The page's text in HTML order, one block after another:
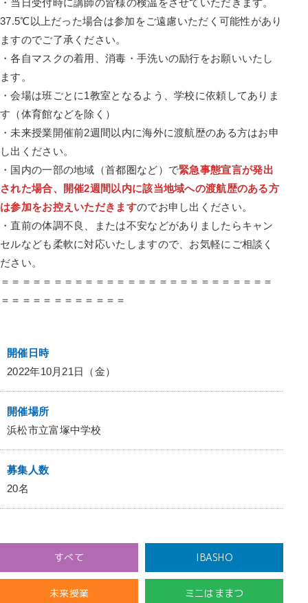
・当日受付時に講師の皆様の検温をさせていただきます。
37.5℃以上だった場合は参加をご遠慮いただく可能性があり
ますのでご了承ください。
・各自マスクの着用、消毒・手洗いの励行をお願いいたし
ます。
・会場は班ごとに1教室となるよう、学校に依頼してありま
す（体育館などを除く）
・未来授業開催前2週間以内に海外に渡航歴のある方はお申
し出ください。
・国内の一部の地域（首都圏など）で緊急事態宣言が発出
された場合、開催2週間以内に該当地域への渡航歴のある方
は参加をお控えいただきますのでお申し出ください。
・直前の体調不良、または不安などがありましたらキャン
セルなども柔軟に対応いたしますので、お気軽にご相談く
ださい。
＝＝＝＝＝＝＝＝＝＝＝＝＝＝＝＝＝＝＝＝＝＝＝＝＝＝
＝＝＝＝＝＝＝＝＝＝＝＝
開催日時
2022年10月21日（金）
開催場所
浜松市立富塚中学校
募集人数
20名
すべて IBASHO
未来授業 ミニはままつ